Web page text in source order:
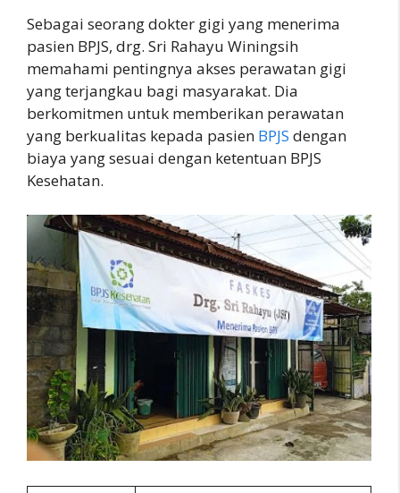
Sebagai seorang dokter gigi yang menerima
pasien BPJS, drg. Sri Rahayu Winingsih
memahami pentingnya akses perawatan gigi
yang terjangkau bagi masyarakat. Dia
berkomitmen untuk memberikan perawatan
yang berkualitas kepada pasien BPJS dengan
biaya yang sesuai dengan ketentuan BPJS
Kesehatan.